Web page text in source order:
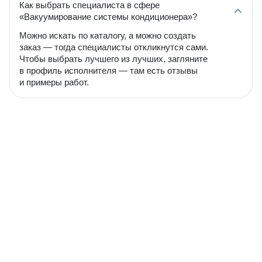
Как выбрать специалиста в сфере
«Вакуумирование системы кондиционера»?
Можно искать по каталогу, а можно создать
заказ — тогда специалисты откликнутся сами.
Чтобы выбрать лучшего из лучших, загляните
в профиль исполнителя — там есть отзывы
и примеры работ.